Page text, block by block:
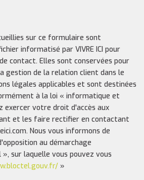
sur ce formulaire sont
informatisé par VIVRE ICI pour
contact. Elles sont conservées pour
gestion de la relation client dans le
légales applicables et sont destinées
à la loi « informatique et
exercer votre droit d'accès aux
et les faire rectifier en contactant
Nous vous informons de
au démarchage
sur laquelle vous pouvez vous
»